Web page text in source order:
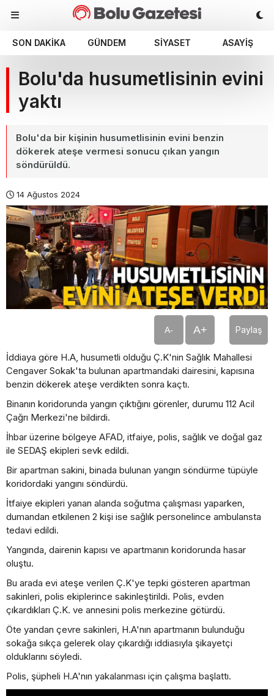
SON DAKIKA GÜNDEM SIYASET ASAYIŞ
Bolu'da husumetlisinin evini
yaktı
Bolu'da bir kişinin husumetlisinin evini benzin
dökerek ateşe vermesi sonucu çıkan yangın
söndürüldü.
14 Ağustos 2024
A- A+ Paylaş
İddiaya göre H.A, husumetli olduğu Ç.K'nin Sağlık Mahallesi
Cengaver Sokak'ta bulunan apartmandaki dairesini, kapısına
benzin dökerek ateşe verdikten sonra kaçtı.
Binanın koridorunda yangın çıktığını görenler, durumu 112 Acil
Çağrı Merkezi'ne bildirdi.
İhbar üzerine bölgeye AFAD, itfaiye, polis, sağlık ve doğal gaz
ile SEDAŞ ekipleri sevk edildi.
Bir apartman sakini, binada bulunan yangın söndürme tüpüyle
koridordaki yangını söndürdü.
İtfaiye ekipleri yanan alanda soğutma çalışması yaparken,
dumandan etkilenen 2 kişi ise sağlık personelince ambulansta
tedavi edildi.
Yangında, dairenin kapısı ve apartmanın koridorunda hasar
oluştu.
Bu arada evi ateşe verilen Ç.K'ye tepki gösteren apartman
sakinleri, polis ekiplerince sakinleştirildi. Polis, evden
çıkardıkları Ç.K. ve annesini polis merkezine götürdü.
Öte yandan çevre sakinleri, H.A'nın apartmanın bulunduğu
sokağa sıkça gelerek olay çıkardığı iddiasıyla şikayetçi
olduklarını söyledi.
Polis, şüpheli H.A'nın yakalanması için çalışma başlattı.